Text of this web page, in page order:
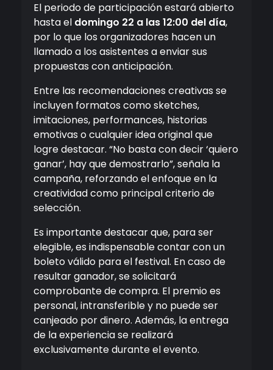
El periodo de participación estará abierto
hasta el domingo 22 a las 12:00 del día,
por lo que los organizadores hacen un
llamado a los asistentes a enviar sus
propuestas con anticipación.
Entre las recomendaciones creativas se
incluyen formatos como sketches,
imitaciones, performances, historias
emotivas o cualquier idea original que
logre destacar. “No basta con decir ‘quiero
ganar’, hay que demostrarlo”, señala la
campaña, reforzando el enfoque en la
creatividad como principal criterio de
selección.
Es importante destacar que, para ser
elegible, es indispensable contar con un
boleto válido para el festival. En caso de
resultar ganador, se solicitará
comprobante de compra. El premio es
personal, intransferible y no puede ser
canjeado por dinero. Además, la entrega
de la experiencia se realizará
exclusivamente durante el evento.